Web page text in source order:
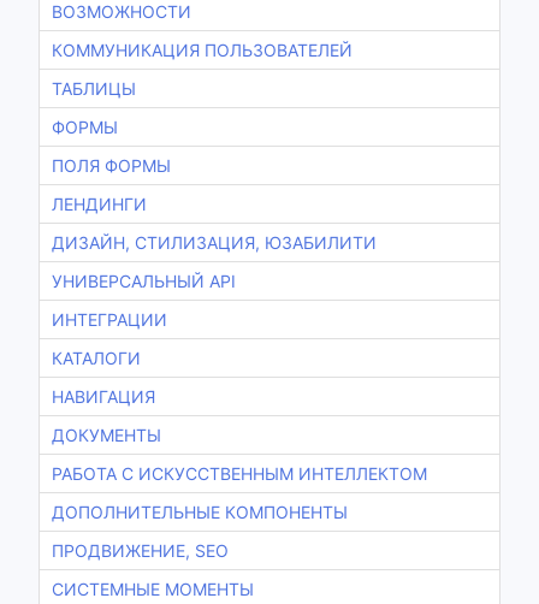
ВОЗМОЖНОСТИ
КОММУНИКАЦИЯ ПОЛЬЗОВАТЕЛЕЙ
ТАБЛИЦЫ
ФОРМЫ
ПОЛЯ ФОРМЫ
ЛЕНДИНГИ
ДИЗАЙН, СТИЛИЗАЦИЯ, ЮЗАБИЛИТИ
УНИВЕРСАЛЬНЫЙ API
ИНТЕГРАЦИИ
КАТАЛОГИ
НАВИГАЦИЯ
ДОКУМЕНТЫ
РАБОТА С ИСКУССТВЕННЫМ ИНТЕЛЛЕКТОМ
ДОПОЛНИТЕЛЬНЫЕ КОМПОНЕНТЫ
ПРОДВИЖЕНИЕ, SEO
СИСТЕМНЫЕ МОМЕНТЫ